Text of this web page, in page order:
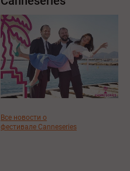
Все новости о
фестивале Canneseries